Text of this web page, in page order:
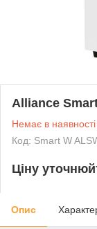
Alliance
Немає в наявності
Код: Smart W
Ціну
Опис